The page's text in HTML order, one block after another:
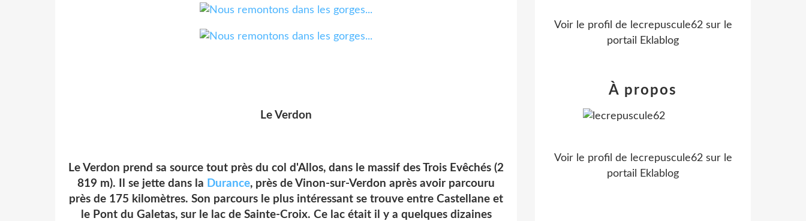
Le Verdon
Le Verdon prend sa source tout près du col d'Allos, dans le massif des Trois Evêchés (2
819 m). Il se jette dans la Durance, près de Vinon-sur-Verdon après avoir parcouru
près de 175 kilomètres. Son parcours le plus intéressant se trouve entre Castellane et
le Pont du Galetas, sur le lac de Sainte-Croix. Ce lac était il y a quelques dizaines
Voir le profil de lecrepuscule62sur le
portail Eklablog
À propos
Voir le profil de lecrepuscule62sur le
portail Eklablog